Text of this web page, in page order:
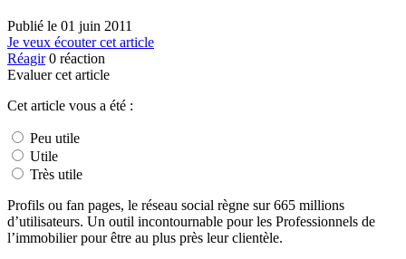
Publié le 01 juin 2011
Je veux écouter cet article
Réagir 0 réaction
Evaluer cet article
Cet article vous a été :
Peu utile
Utile
Très utile
Profils ou fan pages, le réseau social règne sur 665 millions
d’utilisateurs. Un outil incontournable pour les Professionnels de
l’immobilier pour être au plus près leur clientèle.